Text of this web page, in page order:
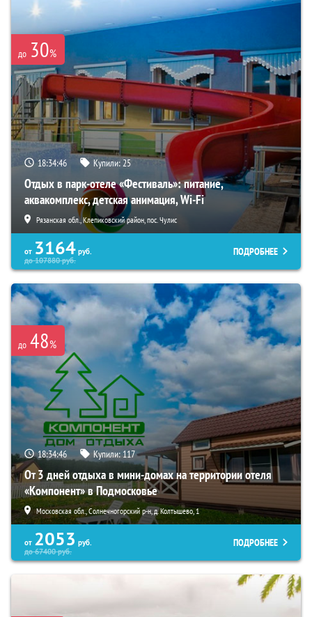
до 30%
18:34:44 Купили:25
Отдых в парк-отеле «Фестиваль»: питание,
аквакомплекс, детская анимация, Wi-Fi
Рязанская обл., Клепиковский район, пос. Чулис
от 3164 руб.
до107880руб.
ПОДРОБНЕЕ
до 48%
18:34:44 Купили: 117
От 3 дней отдыха в мини-домах на территории отеля
«Компонент» в Подмосковье
Московская обл., Солнечногорский р-н, д. Колтышево, 1
от 2053 руб.
до67400руб.
ПОДРОБНЕЕ